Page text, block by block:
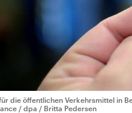
die öffentlichen Verkehrsmittel in
/ dpa / Britta Pedersen